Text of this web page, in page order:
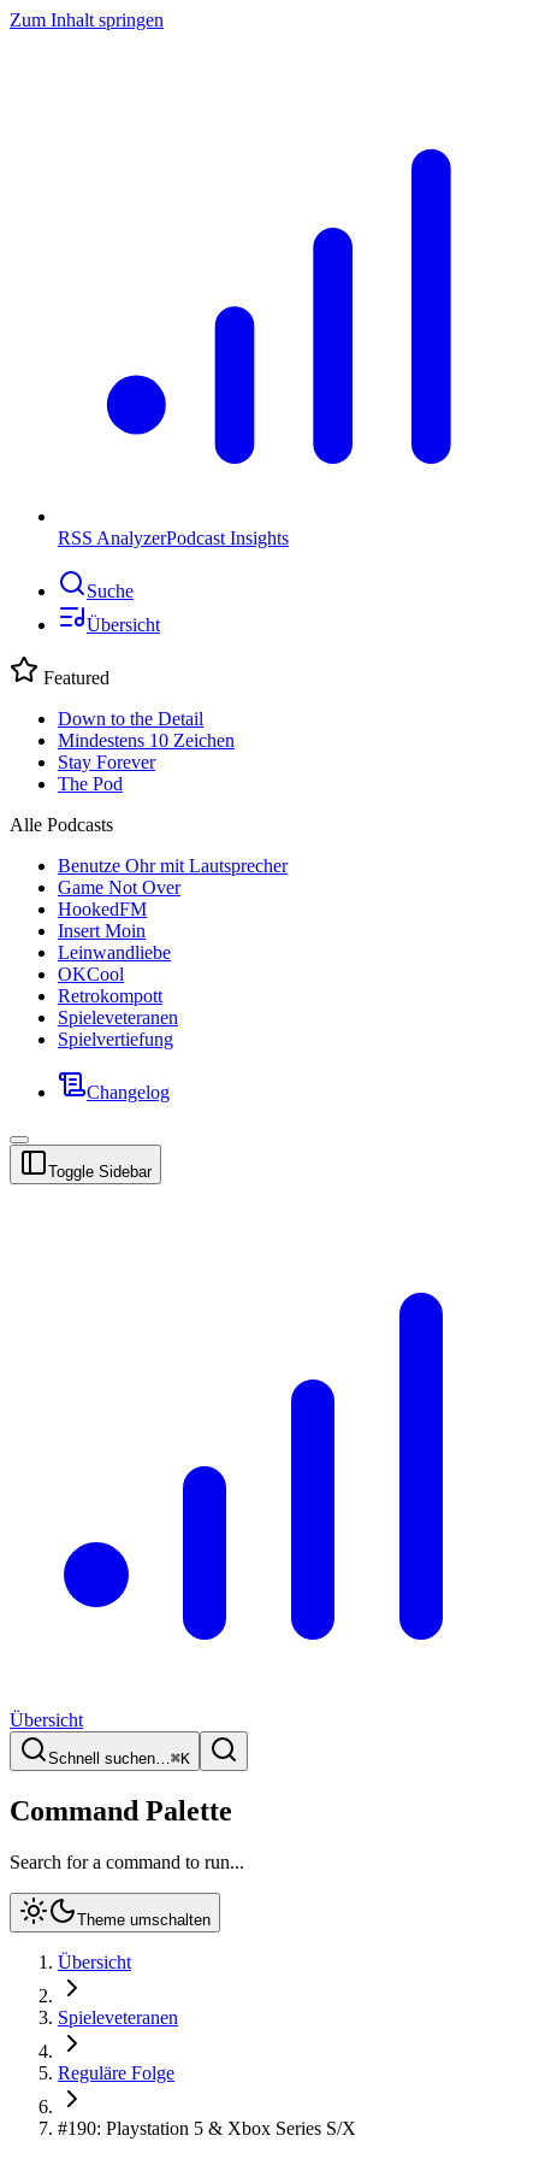
Zum Inhalt springen
RSS AnalyzerPodcast Insights
Suche
Übersicht
Featured
Down to the Detail
Mindestens 10 Zeichen
Stay Forever
The Pod
Alle Podcasts
Benutze Ohr mit Lautsprecher
Game Not Over
HookedFM
Insert Moin
Leinwandliebe
OKCool
Retrokompott
Spieleveteranen
Spielvertiefung
Changelog
Toggle Sidebar
Übersicht
Schnell suchen…⌘K
Command Palette
Search for a command to run...
Theme umschalten
Übersicht
Spieleveteranen
Reguläre Folge
#190: Playstation 5 & Xbox Series S/X